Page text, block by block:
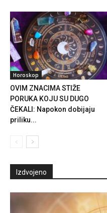
Horoskop
OVIM ZNACIMA STIŽE
PORUKA KOJU SU DUGO
ČEKALI: Napokon dobijaju
priliku...
Izdvojeno